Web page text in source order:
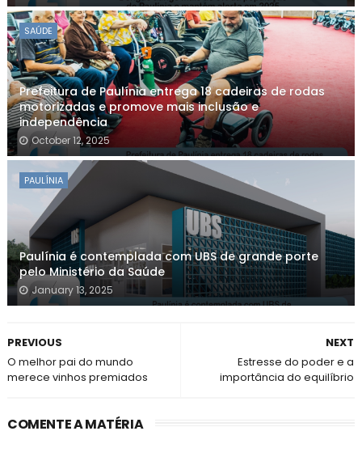
SAÚDE
Prefeitura de Paulínia entrega 18 cadeiras de rodas
motorizadas e promove mais inclusão e
independência
October 12, 2025
PAULÍNIA
Paulínia é contemplada com UBS de grande porte
pelo Ministério da Saúde
January 13, 2025
NEXT
Estresse do poder e a
importância do equilíbrio
PREVIOUS
O melhor pai do mundo
merece vinhos premiados
COMENTE A MATÉRIA